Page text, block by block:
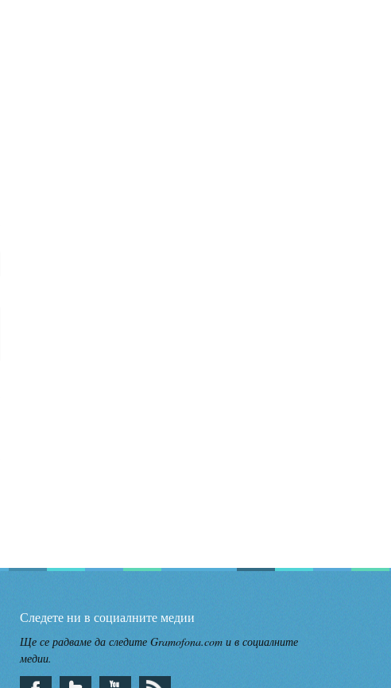
Следете ни в социалните медии
Ще се радваме да следите Gramofona.com и в социалните
медии.